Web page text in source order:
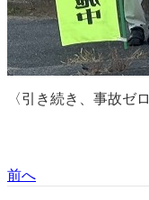
〈引き続き、事故ゼ
前へ